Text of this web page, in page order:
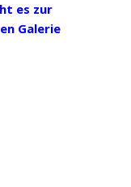
es zur
Galerie